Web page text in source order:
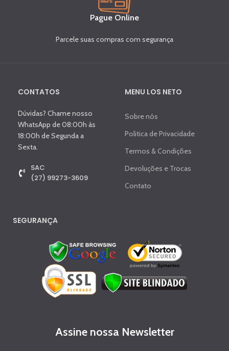
Pague Online
Parcele suas compras com segurança
CONTATOS
Dúvidas? Chame nosso
WhatsApp de 08:00h às
18:00h de Segunda a
Sexta.
SAC
(27) 99273-3609
MENU LOS NETO
Sobre nós
Politica de Privacidade
Termos & Condições
Devoluções e Trocas
Contato
SEGURANÇA
Assine nossa Newsletter